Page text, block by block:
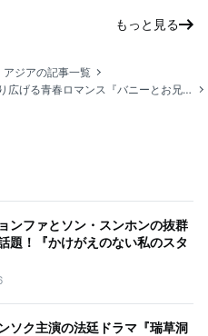
もっと見る
アジアの記事一覧
4人のイケメンと恋愛音痴な女子が繰り広げる青春ロマンス『バニーとお兄さんたち』
ンファとソン・スンホンの抜群
題！『かけがえのない私のスタ
ソク主演の法廷ドラマ『瑞草洞